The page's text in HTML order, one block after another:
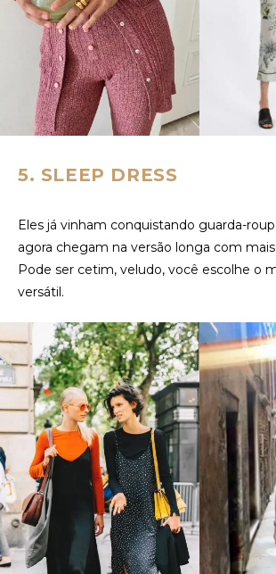
5. SLEEP DRESS
Eles já vinham conquistando guarda-
agora chegam na versão longa com
Pode ser cetim, veludo, você escolhe o
versátil.